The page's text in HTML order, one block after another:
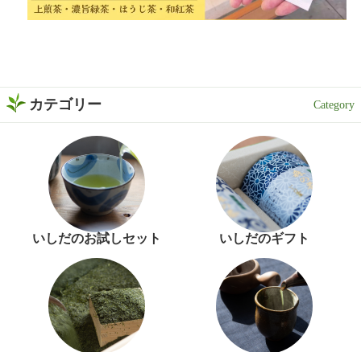
カテゴリー
いしだのお試しセット いしだのギフト